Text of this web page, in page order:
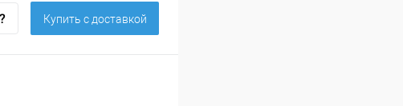
Купить c доставкой